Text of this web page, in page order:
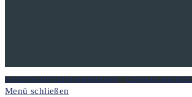
DATENSCHUTZINFORMATION - COOKIE-
Menü schließen